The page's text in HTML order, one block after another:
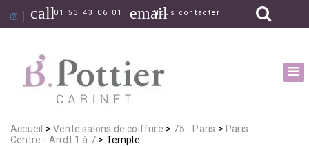
call01 53 43 06 01 emailNous contacter
Accueil Vente salons de coiffure 75 - Paris
Paris
Centre - Arrdt 1 à 7
Temple